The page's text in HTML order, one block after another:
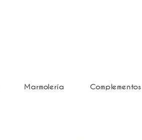
Marmolería Complementos